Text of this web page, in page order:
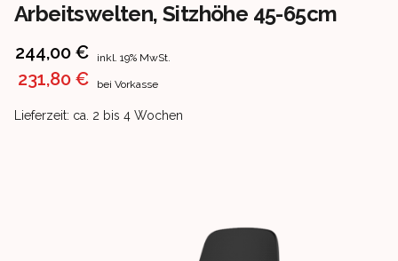
Arbeitswelten, Sitzhöhe 45-65cm
Product information
244,00 € inkl. 19% MwSt.
231,80 € bei Vorkasse
Product delivery information
Lieferzeit: ca. 2 bis 4 Wochen